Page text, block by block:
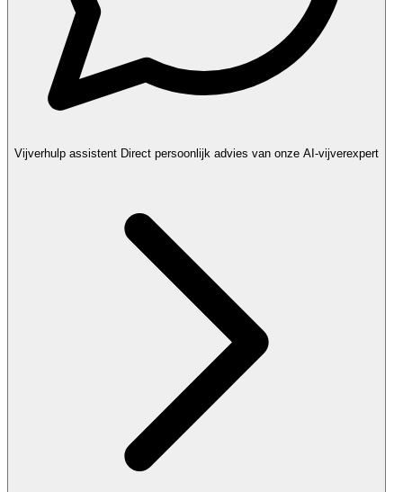
Vijverhulp assistent Direct persoonlijk advies van onze AI-vijverexpert